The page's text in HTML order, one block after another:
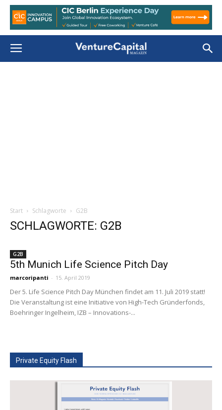
Start Schlagworte G2B
SCHLAGWORTE: G2B
G2B
5th Munich Life Science Pitch Day
marcoripanti - 15. April 2019
Der 5. Life Science Pitch Day München findet am 11. Juli 2019 statt!
Die Veranstaltung ist eine Initiative von High-Tech Gründerfonds,
Boehringer Ingelheim, IZB – Innovations-...
Private Equity Flash